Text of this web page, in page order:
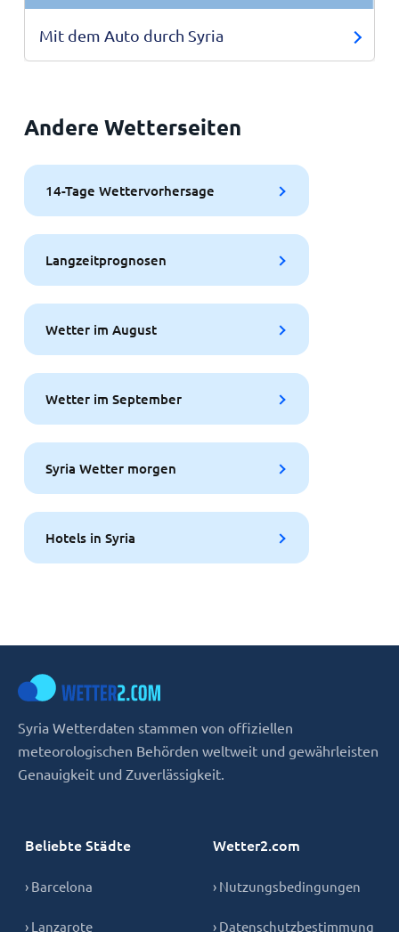
Mit dem Auto durch Syria
Andere Wetterseiten
14-Tage Wettervorhersage
Langzeitprognosen
Wetter im August
Wetter im September
Syria Wetter morgen
Hotels in Syria
Syria Wetterdaten stammen von offiziellen
meteorologischen Behörden weltweit und gewährleisten
Genauigkeit und Zuverlässigkeit.
Beliebte Städte
› Barcelona
› Lanzarote
Wetter2.com
› Nutzungsbedingungen
› Datenschutzbestimmung